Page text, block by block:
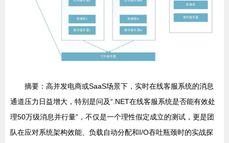
摘要：高并发电商或SaaS场景下，实时在线客服系统的消息
通道压力日益增大，特别是问及“.NET在线客服系统是否能有效处
理50万级消息并行量”，不仅是一个理性假定成立的测试，更是团
队在应对系统架构效能、负载自动分配和I/O吞吐瓶颈时的实战探